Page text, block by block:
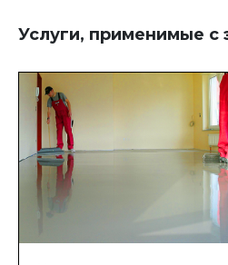
Услуги, применимые с